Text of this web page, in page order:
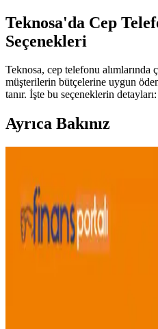
Teknosa'da Cep
Seçenekleri
Teknosa, cep telefonu alımlarında
müşterilerin bütçelerine uygun
tanır. İşte bu seçeneklerin detayları:
Ayrıca Bakınız
Yelpazesi ve Teknolojik
Teknosa, Türkiye'nin önde gelen
çeşitli akıllı telefonlar ve mobil
kampanyalar ve müşteri odaklı
kılıyor.